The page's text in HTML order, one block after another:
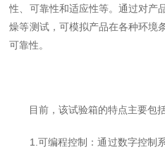
性、可靠性和适应性等。通过对产
燥等测试，可模拟产品在各种环境
可靠性。
目前，该试验箱的特点主要包括
1.可编程控制：通过数字控制